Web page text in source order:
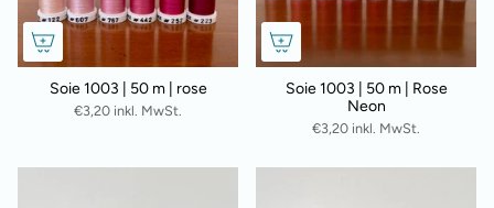
Soie 1003 | 50 m | rose
€3,20 inkl. MwSt.
Soie 1003 | 50 m | Rose
Neon
€3,20 inkl. MwSt.